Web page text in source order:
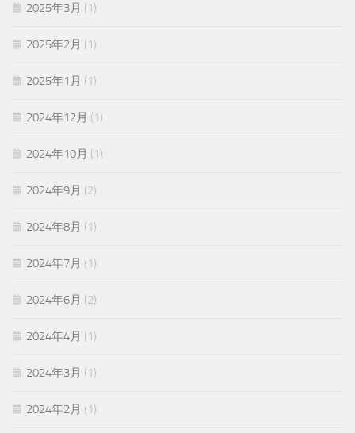
2025年3月 (1)
2025年2月 (1)
2025年1月 (1)
2024年12月 (1)
2024年10月 (1)
2024年9月 (2)
2024年8月 (1)
2024年7月 (1)
2024年6月 (2)
2024年4月 (1)
2024年3月 (1)
2024年2月 (1)